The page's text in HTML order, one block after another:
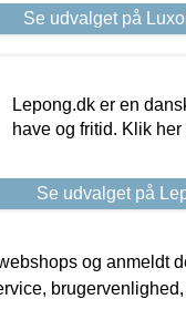
Se udvalget på
Lepong.dk er en
have og fritid. Klik
Se udvalget på
og anmeldt